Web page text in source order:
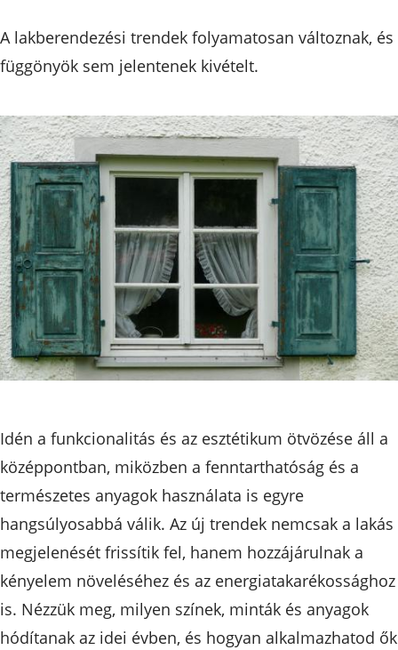
A lakberendezési trendek folyamatosan változnak, és
függönyök sem jelentenek kivételt.
Idén a funkcionalitás és az esztétikum ötvözése áll a
középpontban, miközben a fenntarthatóság és a
természetes anyagok használata is egyre
hangsúlyosabbá válik. Az új trendek nemcsak a lakás
megjelenését frissítik fel, hanem hozzájárulnak a
kényelem növeléséhez és az energiatakarékossághoz
is. Nézzük meg, milyen színek, minták és anyagok
hódítanak az idei évben, és hogyan alkalmazhatod